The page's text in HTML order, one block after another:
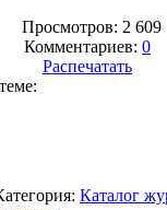
Просмотров: 2 609
Комментариев: 0
Распечатать
Каталог